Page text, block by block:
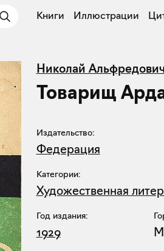
Книги Иллюстрации
Николай
Товарищ
Издательство:
Федерация
Категории:
Художественная
Год издания:
1929